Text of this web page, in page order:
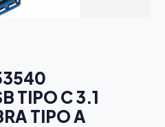
TIPO C 3.1
TIPO A